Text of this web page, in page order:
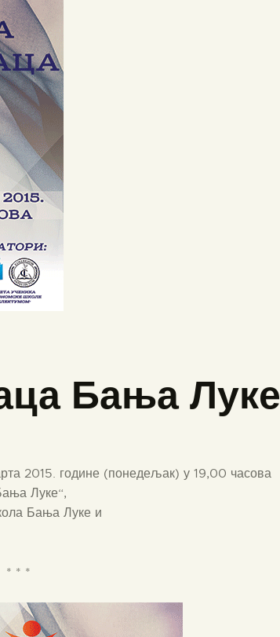
Бања Луке
2015. године (понедељак) у 19,00 часова
Луке“,
Бања Луке и
* * *